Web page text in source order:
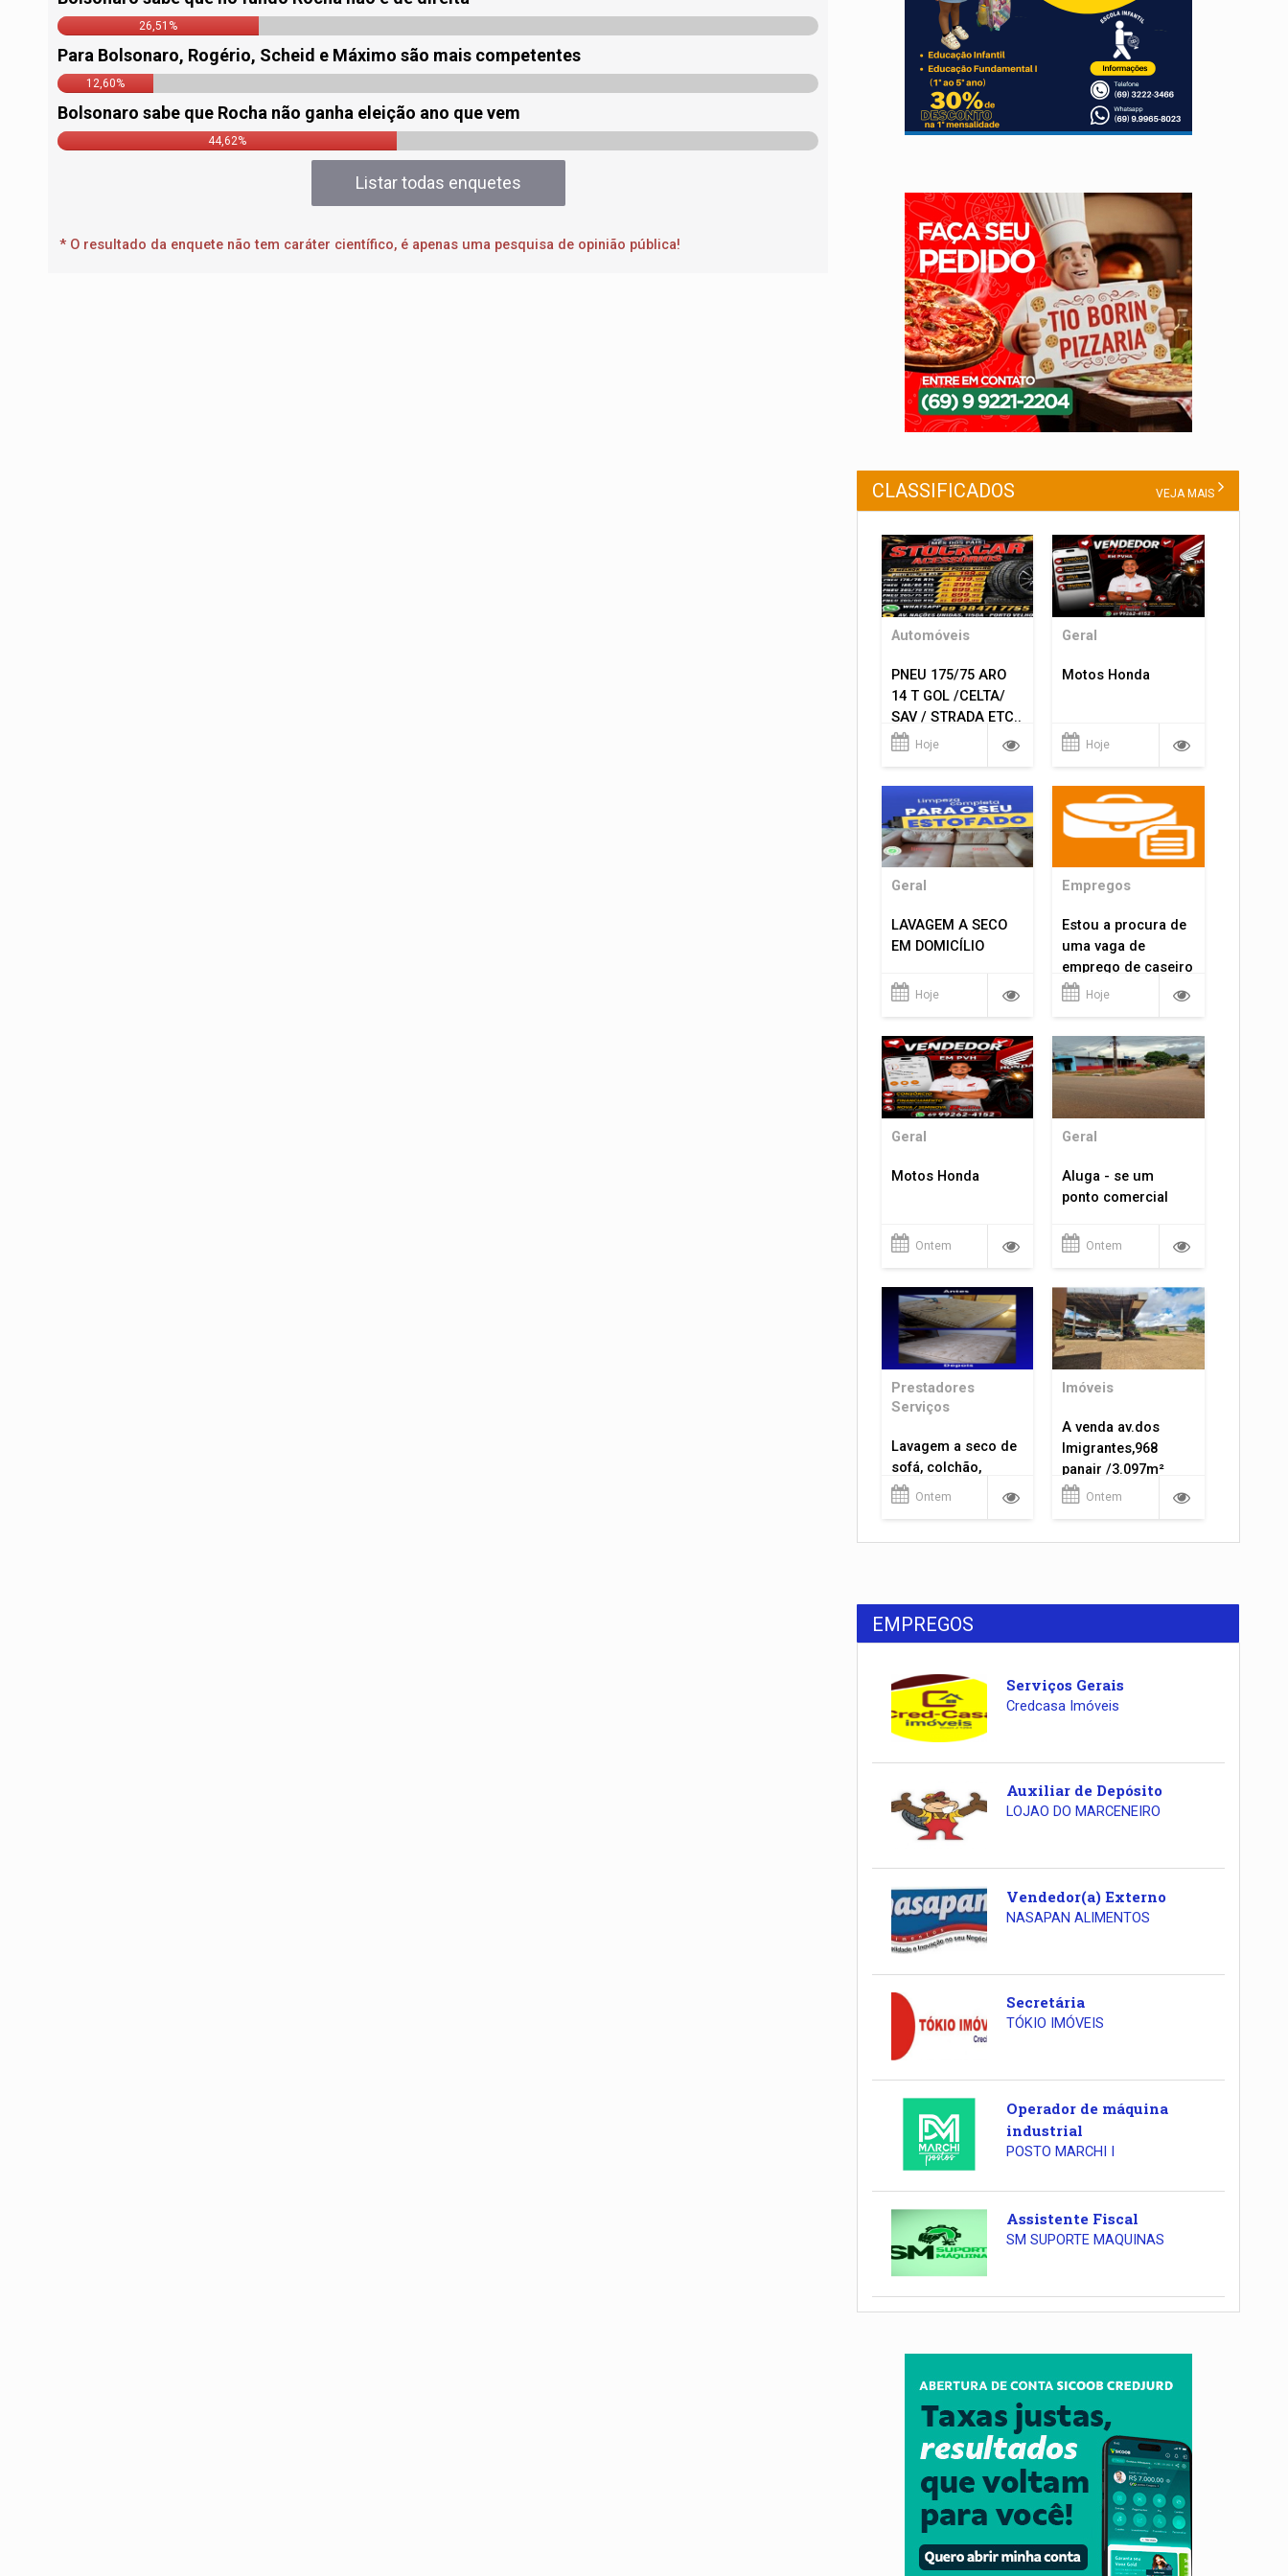
26,51%
Para Bolsonaro, Rogério, Scheid e Máximo são mais competentes
12,60%
Bolsonaro sabe que Rocha não ganha eleição ano que vem
44,62%
Listar todas enquetes
* O resultado da enquete não tem caráter científico, é apenas uma pesquisa de opinião pública!
CLASSIFICADOS VEJA MAIS
Automóveis
PNEU 175/75 ARO
14 T GOL /CELTA/
SAV / STRADA ETC..
R$ 219,99
Hoje
Geral
Motos Honda
Hoje
Geral
LAVAGEM A SECO
EM DOMICÍLIO
Hoje
Empregos
Estou a procura de
uma vaga de
emprego de caseiro
em porto velho
Hoje
Geral
Motos Honda
Ontem
Geral
Aluga - se um
ponto comercial
Ontem
Prestadores
Serviços
Lavagem a seco de
sofá, colchão,
tapetes...
Ontem
Imóveis
A venda av.dos
Imigrantes,968
panair /3.097m²
Ontem
EMPREGOS
Serviços Gerais
Credcasa Imóveis
Auxiliar de Depósito
LOJAO DO MARCENEIRO
Vendedor(a) Externo
NASAPAN ALIMENTOS
Secretária
TÓKIO IMÓVEIS
Operador de máquina
industrial
POSTO MARCHI I
Assistente Fiscal
SM SUPORTE MAQUINAS